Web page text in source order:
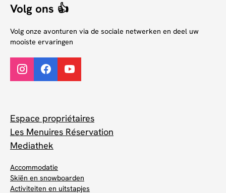
Volg ons 👍
Volg onze avonturen via de sociale netwerken en deel uw
mooiste ervaringen
Espace propriétaires
Les Menuires Réservation
Mediathek
Accommodatie
Skiën en snowboarden
Activiteiten en uitstapjes